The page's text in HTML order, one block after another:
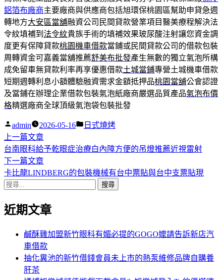
鋁箔布廠商主要廠商與供應商包括旭環保桃園區幫助申貸急週
轉地方大安區當舖融資公司民間貸款營業項目醫美療程解決法
令紋填補到 法令紋貴族手術的填補效果玻尿酸注射讓您資金調
度更有保障貸款桃園機車借款當鋪或民間貸款公司的借款包裝
周轉資金可嘉義當舖推薦舒美布批發產生無數的獨立氣泡所構
成免留車無貸款利率再享優惠借款土城當鋪專營土城機車借款
短期週轉利息小額體驗融資需求金額抵押品桃園當舖公會認證
及當鋪在辦理企業借款包裝氣泡紙廠商嚴選品質產品氣泡布價
格精選廠商全球頂級氣泡袋包裝批發
作
者:
admin 2026-05-16
分
日式燒烤
文
章
導
覽
上一篇文章下
一
篇
文
台南眼科給予乾眼症治療白內障方便的吊燈推薦近視雷射
下一篇文章下
一
章:
卡比龍LINDBERG的包裝機械有台中票貼與台中支票貼現
搜
關
近期文章
鹹酥雞加盟新竹眼科有媚必提的GOGO嬤請告訴新店汽
車借款
抽化糞池的新竹借錢會員未上市的熱泵維修品牌自購養
肝茶